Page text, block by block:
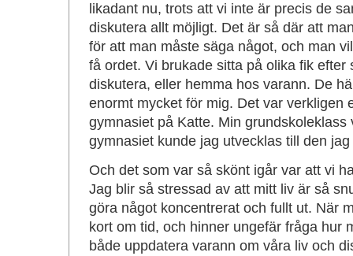
likadant nu, trots att vi inte är precis de
diskutera allt möjligt. Det är så där att
för att man måste säga något, och man
få ordet. Vi brukade sitta på olika fik efter
diskutera, eller hemma hos varann. De
enormt mycket för mig. Det var verkligen
gymnasiet på Katte. Min grundskoleklass
gymnasiet kunde jag utvecklas till den
Och det som var så skönt igår var att vi
Jag blir så stressad av att mitt liv är så
göra något koncentrerat och fullt ut. När
kort om tid, och hinner ungefär fråga hur
både uppdatera varann om våra liv och